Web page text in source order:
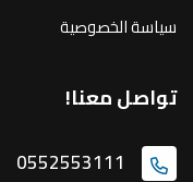
سياسة الخصوصية
تواصل معنا!
0552553111